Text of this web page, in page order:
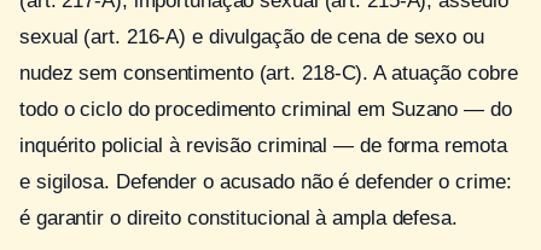
sexual (art. 216-A) e divulgação de cena de sexo ou
nudez sem consentimento (art. 218-C). A atuação cobre
todo o ciclo do procedimento criminal em Suzano — do
inquérito policial à revisão criminal — de forma remota
e sigilosa. Defender o acusado não é defender o crime:
é garantir o direito constitucional à ampla defesa.